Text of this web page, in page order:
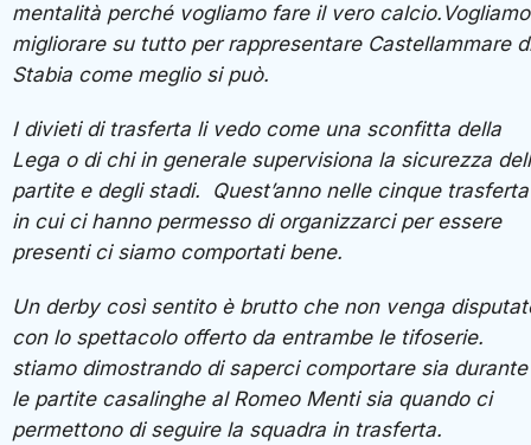
mentalità perché vogliamo fare il vero calcio.Vogliamo
migliorare su tutto per rappresentare Castellammare
Stabia come meglio si può.
I divieti di trasferta li vedo come una sconfitta della
Lega o di chi in generale supervisiona la sicurezza
partite e degli stadi. Quest’anno nelle cinque trasferta
in cui ci hanno permesso di organizzarci per essere
presenti ci siamo comportati bene.
Un derby così sentito è brutto che non venga
con lo spettacolo offerto da entrambe le tifoserie.
stiamo dimostrando di saperci comportare sia durante
le partite casalinghe al Romeo Menti sia quando ci
permettono di seguire la squadra in trasferta.